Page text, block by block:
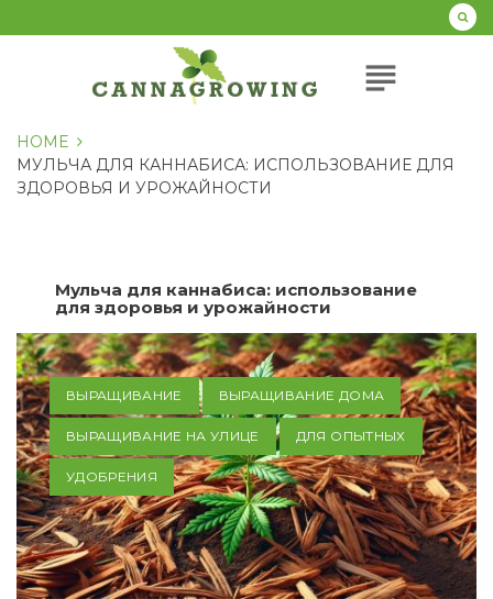
к
subject
HOME
МУЛЬЧА ДЛЯ КАННАБИСА: ИСПОЛЬЗОВАНИЕ ДЛЯ
ЗДОРОВЬЯ И УРОЖАЙНОСТИ
Мульча для каннабиса: использование
для здоровья и урожайности
ВЫРАЩИВАНИЕ ВЫРАЩИВАНИЕ ДОМА
ВЫРАЩИВАНИЕ НА УЛИЦЕ ДЛЯ ОПЫТНЫХ
УДОБРЕНИЯ